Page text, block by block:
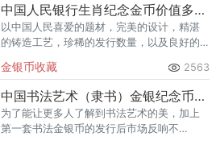
中国人民银行生肖纪念金币价值多少钱？收藏前景怎么样？
以中国人民喜爱的题材，完美的设计，精湛
的铸造工艺，珍稀的发行数量，以及良好的
中的精品。
金银币收藏 2563
中国书法艺术（隶书）金银纪念币30克银币 回收价格
为了能让更多人了解到书法艺术的美，加上
第一套书法金银币的发行后市场反响不